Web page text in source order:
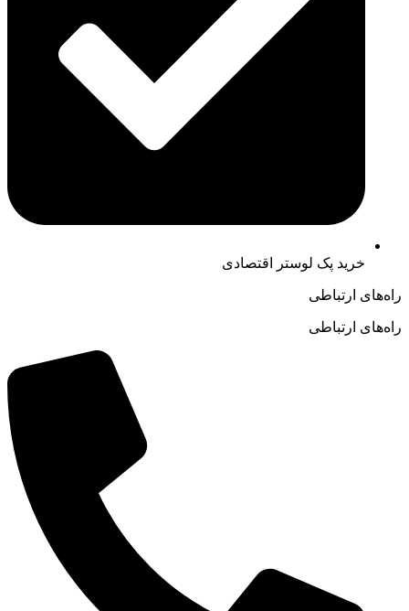
خرید پک لوستر اقتصادی
راه‌های ارتباطی
راه‌های ارتباطی